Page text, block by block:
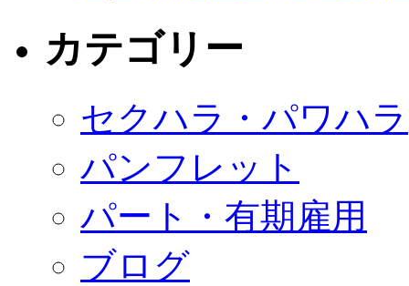
カテゴリー
セクハラ・パワハラ
パンフレット
パート・有期雇用
ブログ